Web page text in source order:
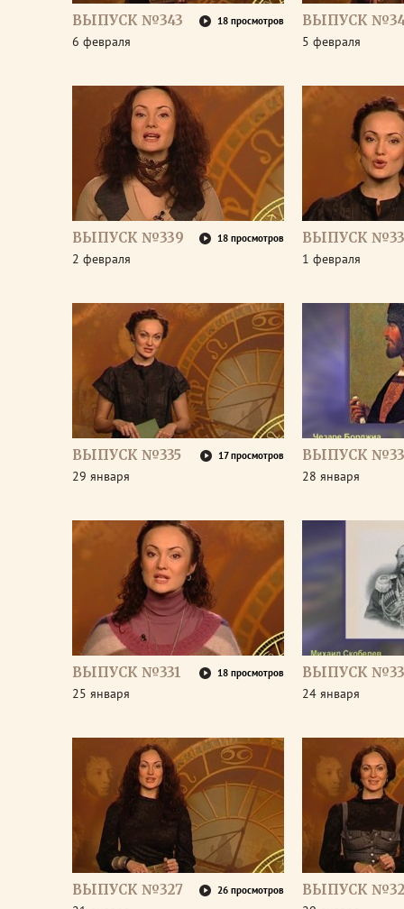
ВЫПУСК №343 18 просмотров
6 февраля
ВЫПУСК
5 февраля
ВЫПУСК №339 18 просмотров
2 февраля
ВЫПУСК
1 февраля
ВЫПУСК №335 17 просмотров
29 января
ВЫПУСК
28 января
ВЫПУСК №331 18 просмотров
25 января
ВЫПУСК
24 января
ВЫПУСК №327 26 просмотров ВЫПУСК